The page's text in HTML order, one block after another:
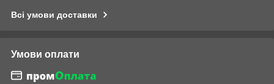
Всі умови доставки
Умови оплати